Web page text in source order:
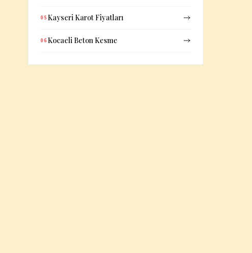
05 Kayseri Karot Fiyatları
06 Kocaeli Beton Kesme